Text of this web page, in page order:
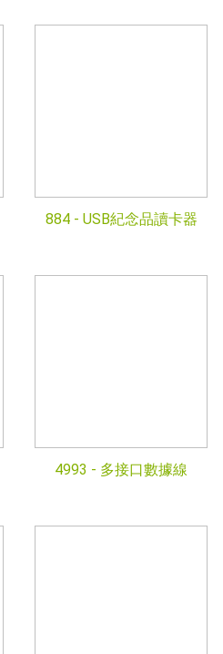
884 - USB紀念品讀卡器
4993 - 多接口數據線